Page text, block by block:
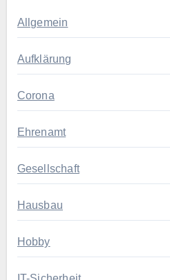
Allgemein
Aufklärung
Corona
Ehrenamt
Gesellschaft
Hausbau
Hobby